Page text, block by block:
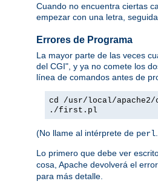
Cuando no encuentra ciertas
empezar con una letra,
Errores de Programa
La mayor parte de las veces
del CGI", y ya no comete los
línea de comandos antes de
cd /usr/local/
./first.pl
(No llame al intérprete de perl
Lo primero que debe ver
cosa, Apache devolverá el error
para más detalle.